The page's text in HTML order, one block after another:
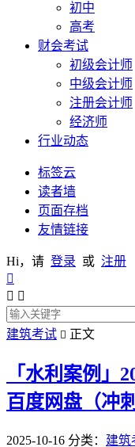
初中
高考
财会考试
初级会计师
中级会计师
注册会计师
经济师
行业动态
标签云
读者墙
页面存档
友情链接
Hi，请 登录 或 注册

 
建筑考试  正文
「水利案例」
百度网盘（冲
2025-10-16 分类： 建筑